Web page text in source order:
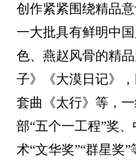
创作紧紧围绕精品
一大批具有鲜明中
色、燕赵风骨的精
子》《大漠日记》
套曲《太行》等，
部“五个一工程”奖
术“文华奖”“群星奖